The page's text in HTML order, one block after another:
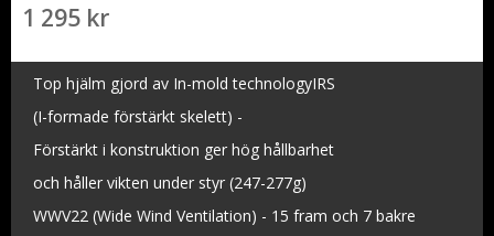
1 295 kr
Top hjälm gjord av In-mold technologyIRS
(I-formade förstärkt skelett) -
Förstärkt i konstruktion ger hög hållbarhet
och håller vikten under styr (247-277g)
WWV22 (Wide Wind Ventilation) - 15 fram och 7 bakre